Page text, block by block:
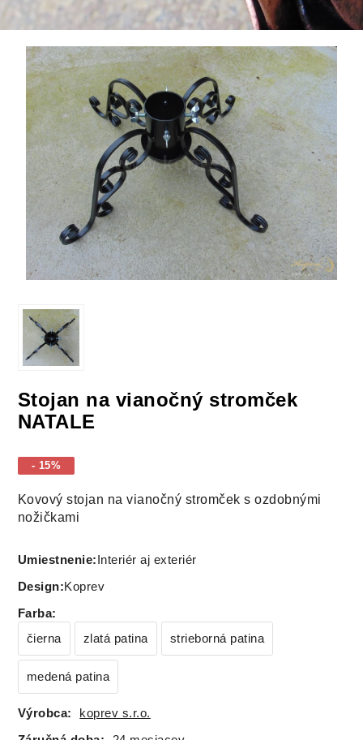
Stojan na vianočný stromček
NATALE
- 15%
Kovový stojan na vianočný stromček s ozdobnými
nožičkami
Umiestnenie: Interiér aj exteriér
Design:Koprev
Farba:
čierna
zlatá patina strieborná patina
medená patina
Výrobca: koprev s.r.o.